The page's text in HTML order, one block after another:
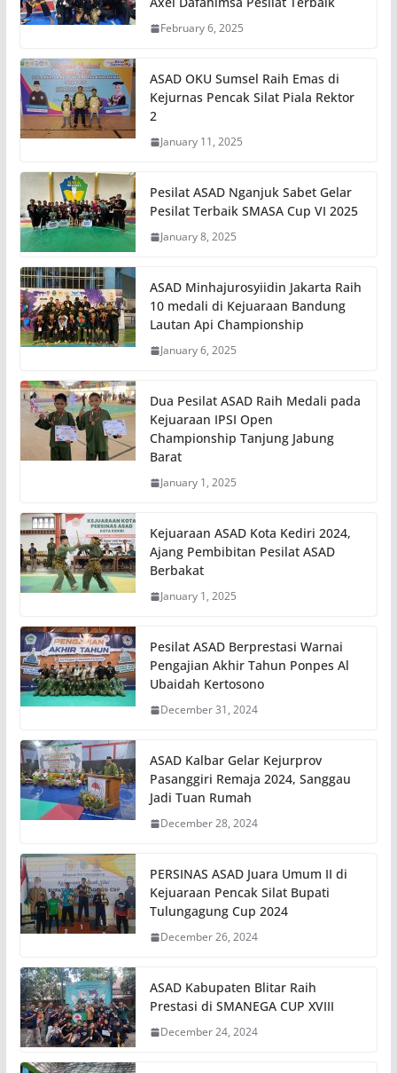
February 6, 2025
ASAD OKU Sumsel Raih Emas di
Kejurnas Pencak Silat Piala Rektor
2
January 11, 2025
Pesilat ASAD Nganjuk Sabet Gelar
Pesilat Terbaik SMASA Cup VI 2025
January 8, 2025
ASAD Minhajurosyiidin Jakarta Raih
10 medali di Kejuaraan Bandung
Lautan Api Championship
January 6, 2025
Dua Pesilat ASAD Raih Medali pada
Kejuaraan IPSI Open
Championship Tanjung Jabung
Barat
January 1, 2025
Kejuaraan ASAD Kota Kediri 2024,
Ajang Pembibitan Pesilat ASAD
Berbakat
January 1, 2025
Pesilat ASAD Berprestasi Warnai
Pengajian Akhir Tahun Ponpes Al
Ubaidah Kertosono
December 31, 2024
ASAD Kalbar Gelar Kejurprov
Pasanggiri Remaja 2024, Sanggau
Jadi Tuan Rumah
December 28, 2024
PERSINAS ASAD Juara Umum II di
Kejuaraan Pencak Silat Bupati
Tulungagung Cup 2024
December 26, 2024
ASAD Kabupaten Blitar Raih
Prestasi di SMANEGA CUP XVIII
December 24, 2024